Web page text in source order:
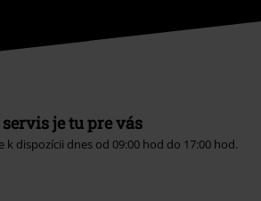
je tu pre vás
k dispozícii dnes od 09:00 hod do 17:00 hod.